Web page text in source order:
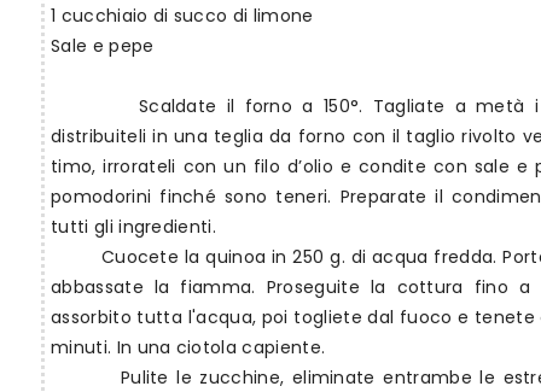
1 cucchiaio di succo di limone
Sale e pepe
Scaldate il forno a 150°. Tagliate a metà
distribuiteli in una teglia da forno con il taglio rivolto
timo, irrorateli con un filo d’olio e condite con sale e
pomodorini finché sono teneri. Preparate il
tutti gli ingredienti.
Cuocete la quinoa in 250 g. di acqua fredda.
abbassate la fiamma. Proseguite la cottura fino
assorbito tutta l'acqua, poi togliete dal fuoco e
minuti. In una ciotola capiente.
Pulite le zucchine, eliminate entrambe le